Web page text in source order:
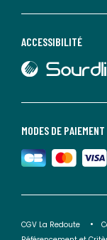
MODES DE PAIEMENT
ACCESSIBILITÉ
CGV La Redoute